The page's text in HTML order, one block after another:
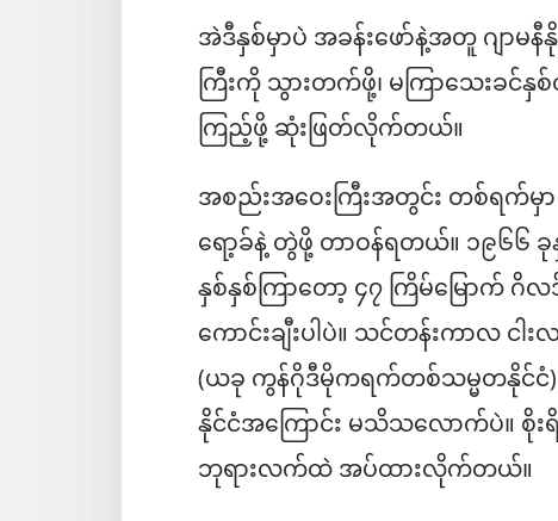
အဲဒီနှစ်မှာပဲ အခန်းဖော်နဲ့အတူ ဂျာမ
ကြီးကို သွားတက်ဖို့၊ မကြာသေးခ
ကြည့်ဖို့ ဆုံးဖြတ်လိုက်တယ်။
အစည်းအဝေးကြီးအတွင်း တစ်ရက်မှ
ရော့ခ်နဲ့ တွဲဖို့ တာဝန်ရတယ်။ ၁၉၆
နှစ်နှစ်ကြာတော့ ၄၇ ကြိမ်မြော
ကောင်းချီးပါပဲ။ သင်တန်းကာလ
(ယခု ကွန်ဂိုဒီမိုကရက်တစ်သမ္မတနိုင်
နိုင်ငံအကြောင်း မသိသလောက်ပဲ။ စို
ဘုရားလက်ထဲ အပ်ထားလိုက်တယ်။